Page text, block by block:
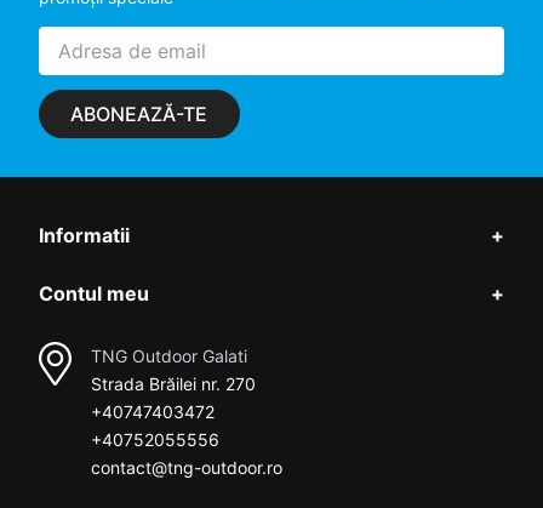
ABONEAZĂ-TE
Informatii +
Contul meu +
TNG Outdoor Galati
Strada Brăilei nr. 270
+40747403472
+40752055556
contact@tng-outdoor.ro